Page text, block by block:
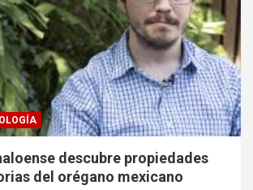
descubre propiedades
del orégano mexicano